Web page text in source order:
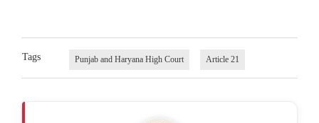
Tags Punjab and Haryana High Court Article 21